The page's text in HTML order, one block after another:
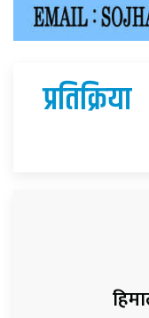
प्रतिक्रिया